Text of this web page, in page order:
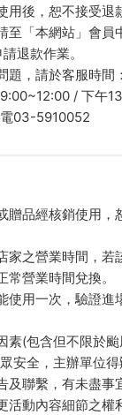
用後，恕不接受退
至「本網站」會
退款作業。
題，請於客服時間
/ 下午
03-5910052
贈品經核銷使用，
家之營業時間，若
營業時間兌換。
使用一次，驗證進
素(包含但不限於
安全，主辦單位
及聯繫，有未盡事
活動內容細節之權